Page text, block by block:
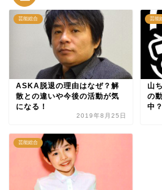
芸能総合
ASKA脱退の理由はなぜ？解
散との違いや今後の活動が気
になる！
2019年8月25日
芸能
山
の
中？
芸能総合